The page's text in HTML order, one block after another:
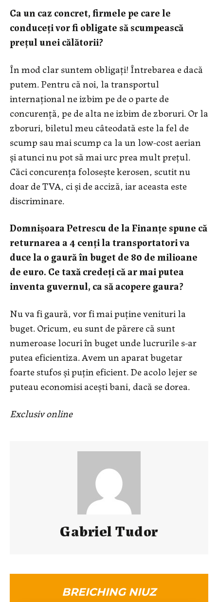
Ca un caz concret, firmele pe care le
conduceţi vor fi obligate să scumpească
preţul unei călătorii?
În mod clar suntem obligaţi! Întrebarea e dacă
putem. Pentru că noi, la transportul
internaţional ne izbim pe de o parte de
concurenţă, pe de alta ne izbim de zboruri. Or la
zboruri, biletul meu câteodată este la fel de
scump sau mai scump ca la un low-cost aerian
şi atunci nu pot să mai urc prea mult preţul.
Căci concurenţa foloseşte kerosen, scutit nu
doar de TVA, ci şi de acciză, iar aceasta este
discriminare.
Domnişoara Petrescu de la Finanţe spune că
returnarea a 4 cenţi la transportatori va
duce la o gaură în buget de 80 de milioane
de euro. Ce taxă credeţi că ar mai putea
inventa guvernul, ca să acopere gaura?
Nu va fi gaură, vor fi mai puţine venituri la
buget. Oricum, eu sunt de părere că sunt
numeroase locuri în buget unde lucrurile s-ar
putea eficientiza. Avem un aparat bugetar
foarte stufos şi puţin eficient. De acolo lejer se
puteau economisi aceşti bani, dacă se dorea.
Exclusiv online
Gabriel Tudor
BREICHING NIUZ